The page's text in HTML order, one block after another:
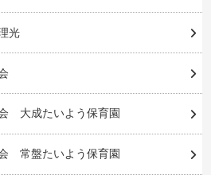
光
大成たいよう保育園
常盤たいよう保育園